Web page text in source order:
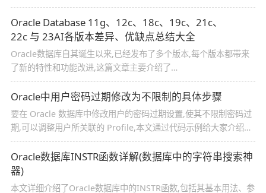
Oracle数据库初始化参数总结与最佳实践(部分说明与隐藏参数实
战),需要的朋友可以参考下
Oracle Database 11g、12c、18c、19c、21c、
22c 与 23AI各版本差异、优缺点总结大全
Oracle数据库自其诞生以来,已经发布了多个版本,每个版本都带来
了新的特性和功能改进,这篇文章主要介绍了
Oracle Database 11g、12c、18c、19c、21c、22c 与 23AI各版
本差异、优缺点总结的相关资料,需要的朋友可以参考下
Oracle中用户密码过期修改为不限制的具体步骤
要在 Oracle 数据库中修改用户的密码过期设置,使其不限制密码过
期,可以调整用户所关联的 Profile,本文通过代码示例给大家介绍的
非常详细,需要的朋友可以参考下
Oracle数据库INSTR函数详解(数据库中的字符串搜索神
器)
本文详细介绍了Oracle数据库中的INSTR函数,包括其基本用法、参